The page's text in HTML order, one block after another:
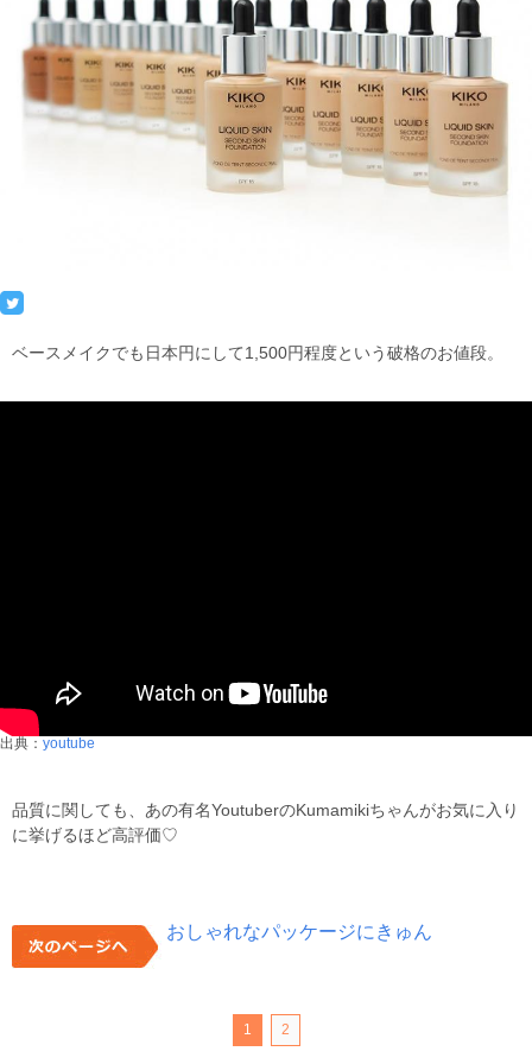
ベースメイクでも日本円にして1,500円程度という破格のお値段。
出典： youtube
品質に関しても、あの有名YoutuberのKumamikiちゃんがお気に入り
に挙げるほど高評価♡
おしゃれなパッケージにきゅん
1 2